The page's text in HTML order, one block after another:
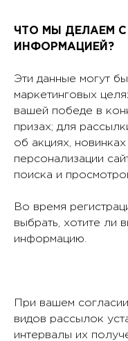
ЧТО МЫ ДЕЛАЕМ
ИНФОРМАЦИЕЙ?
Эти данные могут
маркетинговых
вашей победе в
призах; для
об акциях,
персонализации
поиска и
Во время
выбрать, хотите ли
информацию.
При вашем
видов рассылок
интервалы их